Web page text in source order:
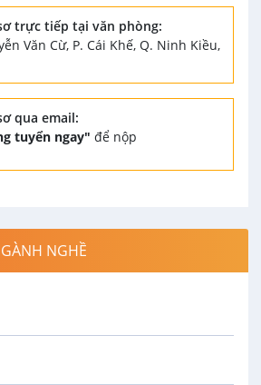
trực tiếp tại văn phòng:
Văn Cừ, P. Cái Khế, Q. Ninh Kiều,
qua email:
tuyển ngay" để nộp
NGHỀ